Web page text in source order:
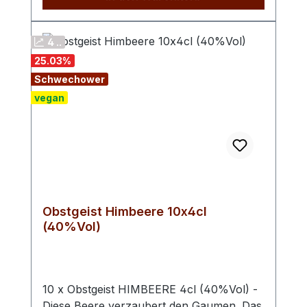
4 ..
25.03%
Schwechower
vegan
Obstgeist Himbeere 10x4cl
(40%Vol)
10 x Obstgeist HIMBEERE 4cl (40%Vol) -